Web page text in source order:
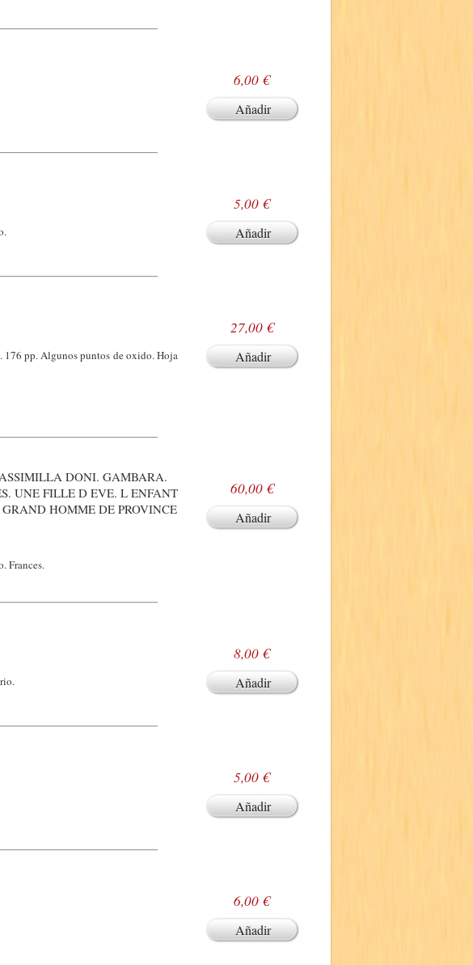
6,00 €
Añadir
5,00 €
Añadir
176 pp. Algunos puntos de oxido. Hoja
27,00 €
Añadir
DONI. GAMBARA.
UNE FILLE D EVE. L ENFANT
HOMME DE PROVINCE
Frances.
60,00 €
Añadir
8,00 €
Añadir
5,00 €
Añadir
6,00 €
Añadir